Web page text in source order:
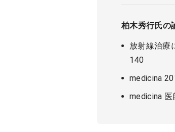
柏木秀行氏の
放射線治療
140
medicina
medicina